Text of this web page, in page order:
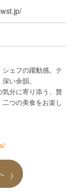
ェフの躍動感。テ
い余韻。
分に寄り添う、贅
つの美食をお楽し